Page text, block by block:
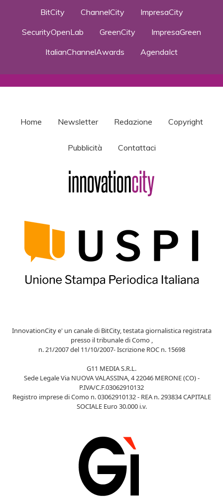
BitCity ChannelCity
ImpresaCity
SecurityOpenLab
GreenCity
ImpresaGreen
ItalianChannelAwards
AgendaIct
Home Newsletter Redazione Copyright
Pubblicità Contattaci
InnovationCity e' un canale di BitCity, testata giornalistica registrata
presso il tribunale di Como ,
n. 21/2007 del 11/10/2007- Iscrizione ROC n. 15698
G11 MEDIA S.R.L.
Sede Legale Via NUOVA VALASSINA, 4 22046 MERONE (CO) -
P.IVA/C.F.03062910132
Registro imprese di Como n. 03062910132 - REA n. 293834 CAPITALE
SOCIALE Euro 30.000 i.v.